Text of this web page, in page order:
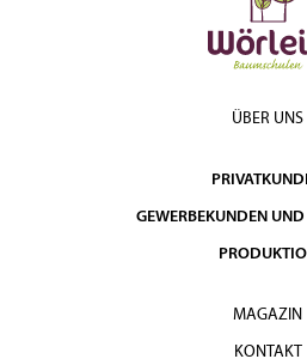
ÜBER UNS
GEWERBEKUNDEN
MAGAZIN
KONTAKT